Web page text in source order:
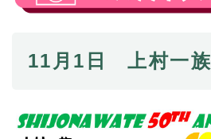
11月1日 上村一族